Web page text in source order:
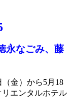
永なごみ、藤
金）から5月18
エンタルホテル